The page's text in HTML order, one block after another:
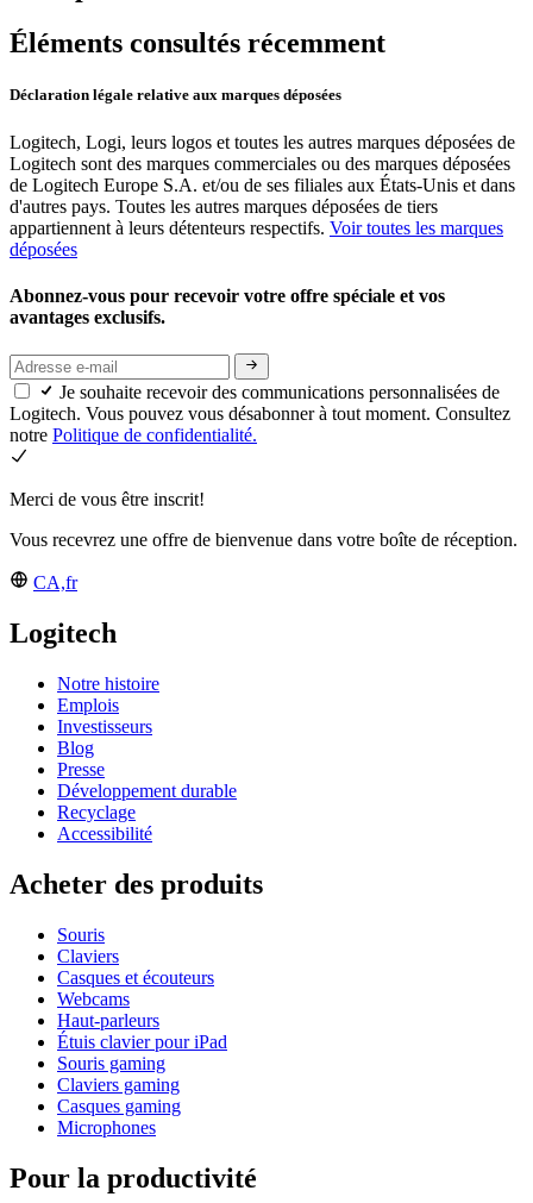
Éléments consultés récemment
Déclaration légale relative aux marques déposées
Logitech, Logi, leurs logos et toutes les autres marques déposées de
Logitech sont des marques commerciales ou des marques déposées
de Logitech Europe S.A. et/ou de ses filiales aux États-Unis et dans
d'autres pays. Toutes les autres marques déposées de tiers
appartiennent à leurs détenteurs respectifs. Voir toutes les marques
déposées
Abonnez-vous pour recevoir votre offre spéciale et vos
avantages exclusifs.
Je souhaite recevoir des communications personnalisées de
Logitech. Vous pouvez vous désabonner à tout moment. Consultez
notre Politique de confidentialité.
Merci de vous être inscrit!
Vous recevrez une offre de bienvenue dans votre boîte de réception.
CA,fr
Logitech
Notre histoire
Emplois
Investisseurs
Blog
Presse
Développement durable
Recyclage
Accessibilité
Acheter des produits
Souris
Claviers
Casques et écouteurs
Webcams
Haut-parleurs
Étuis clavier pour iPad
Souris gaming
Claviers gaming
Casques gaming
Microphones
Pour la productivité